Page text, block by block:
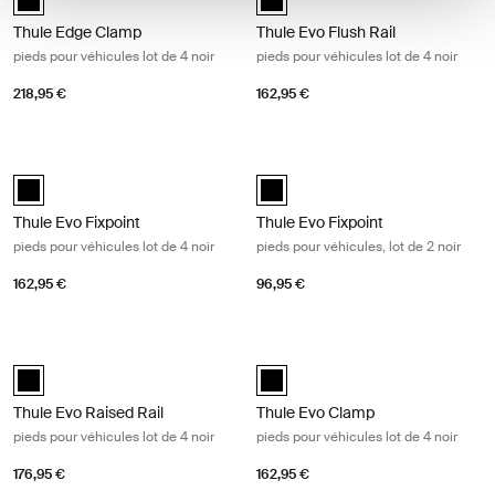
Thule Edge Clamp
pieds pour véhicules lot de 4 noir
218,95 €
Thule Evo Flush Rail
pieds pour véhicules lot de 4 noir
162,95 €
Thule Evo Fixpoint Noir (selected)
Thule Evo Fixpoint
pieds pour véhicules lot de 4 noir
162,95 €
Thule Evo Fixpoint 2-pack Noir
Thule Evo Fixpoint
pieds pour véhicules, lot de 2 noir
96,95 €
Thule Evo Raised Rail Noir (selected)
Thule Evo Raised Rail
pieds pour véhicules lot de 4 noir
176,95 €
Thule Evo Clamp Noir (selected)
Thule Evo Clamp
pieds pour véhicules lot de 4 noir
162,95 €